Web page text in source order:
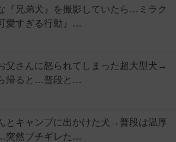
『兄弟犬』を撮影していたら…ミラク
愛すぎる行動』…
父さんに怒られてしまった超大型犬→
帰ると…普段と…
とキャンプに出かけた犬→普段は温厚
突然ブチギレた…